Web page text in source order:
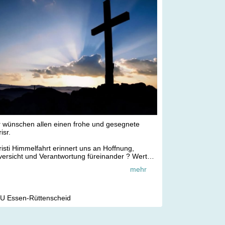
wünschen allen einen frohe und gesegnete
Himmelfahrt erinnert uns an Hoffnung,
und Verantwortung füreinander ? Werte,
mehr
Essen-Rüttenscheid